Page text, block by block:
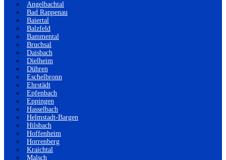
Angelbachtal
Bad Rappenau
Baiertal
Balzfeld
Bammental
Bruchsal
Daisbach
Dielheim
Dühren
Eschelbronn
Ehrstädt
Epfenbach
Eppingen
Hasselbach
Helmstadt-Bargen
Hilsbach
Hoffenheim
Horrenberg
Kraichtal
Malsch